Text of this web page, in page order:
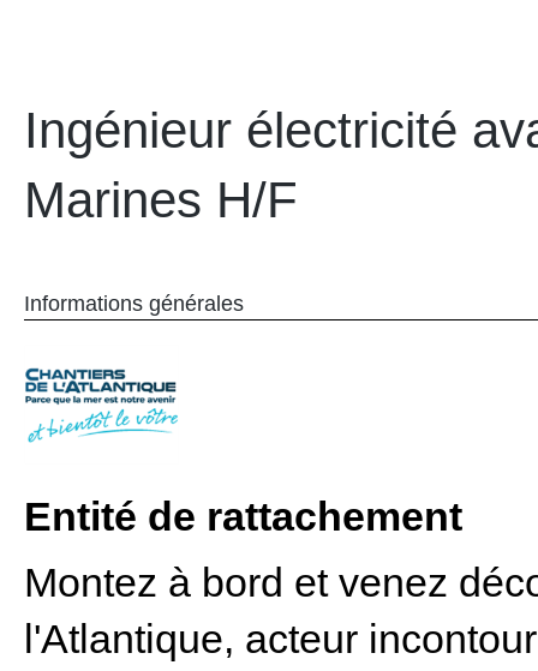
Ingénieur électricité
Marines H/F
Informations générales
Entité de rattachement
Montez à bord et venez
l'Atlantique, acteur